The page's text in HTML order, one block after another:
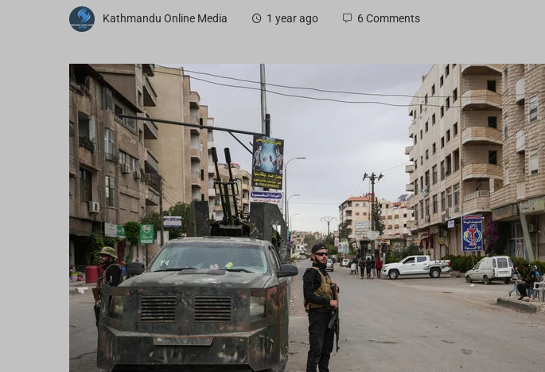
Kathmandu Online Media 1 year ago 6 Comments